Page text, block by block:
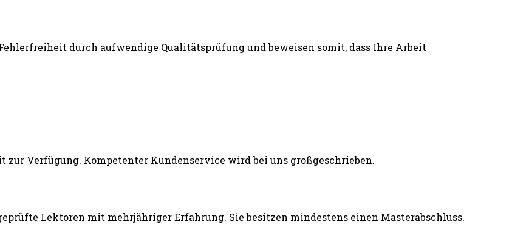
durch aufwendige Qualitätsprüfung und beweisen somit, dass Ihre Arbeit
Lektoren mit mehrjähriger Erfahrung. Sie besitzen mindestens einen Masterabschluss.